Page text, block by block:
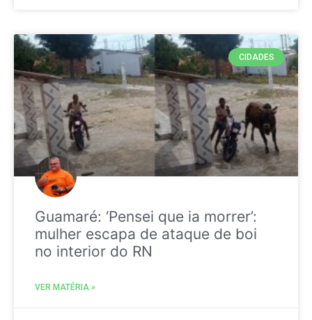
CIDADES
Guamaré: ‘Pensei que ia morrer’:
mulher escapa de ataque de boi
no interior do RN
VER MATÉRIA »